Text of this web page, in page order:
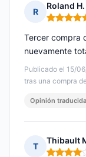
R
Roland H.
Nota: 5 de
Publicado el 15/
tras una compra
Tercer compra
nuevamente
Opinión traducida
T
Thibault